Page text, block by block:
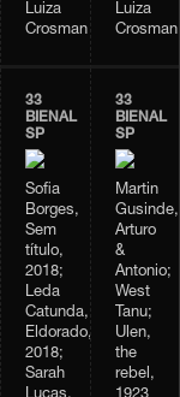
Luiza
Crosman
Luiza
Crosman
33
BIENAL
SP
Sofia
Borges,
Sem
título,
2018;
Leda
Catunda,
Eldorado,
2018;
Sarah
33
BIENAL
SP
Martin
Gusinde,
Arturo
&
Antonio;
West
Tanu;
Ulen,
the
rebel,